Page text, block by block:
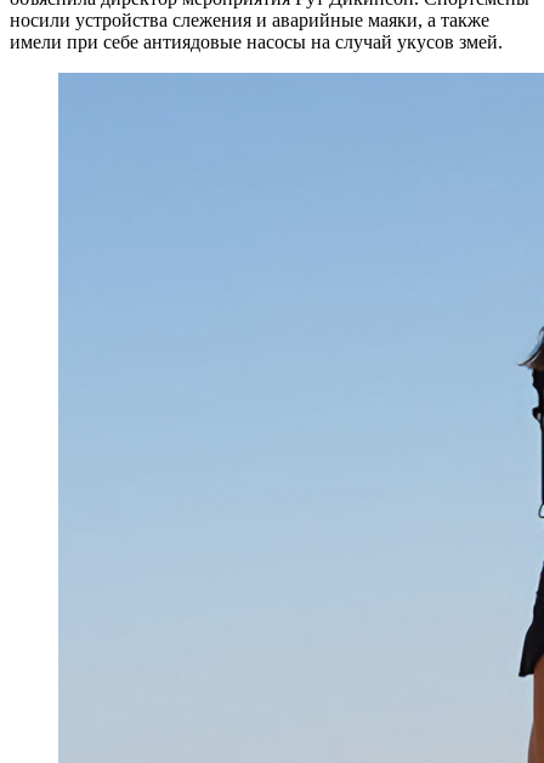
носили устройства слежения и аварийные маяки, а также
имели при себе антиядовые насосы на случай укусов змей.